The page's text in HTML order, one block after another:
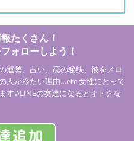
たくさん！
ォローしよう！
運勢、占い、恋の秘訣、彼をメロ
人が冷たい理由…etc 女性にとって
す♪LINEの友達になるとオトクな